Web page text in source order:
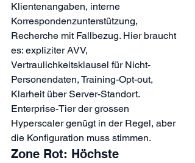
Klientenangaben, interne
Korrespondenzunterstützung,
Recherche mit Fallbezug. Hier braucht
es: expliziter AVV,
Vertraulichkeitsklausel für Nicht-
Personendaten, Training-Opt-out,
Klarheit über Server-Standort.
Enterprise-Tier der grossen
Hyperscaler genügt in der Regel, aber
die Konfiguration muss stimmen.
Zone Rot: Höchste